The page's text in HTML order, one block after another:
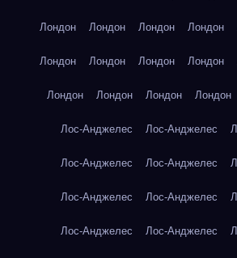
Лондон Лондон Лондон Лондон
Лондон Лондон Лондон Лондон
Лондон Лондон Лондон Лондон
Лос-Анджелес Лос-Анджелес
Лос-Анджелес Лос-Анджелес
Лос-Анджелес Лос-Анджелес
Лос-Анджелес Лос-Анджелес